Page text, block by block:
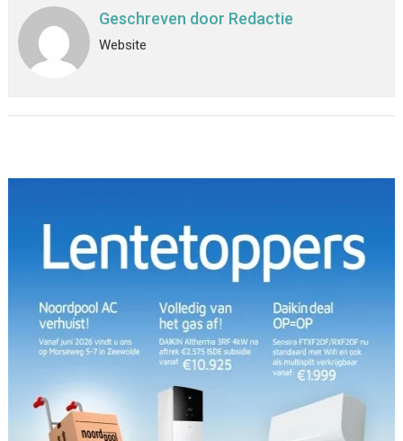
Geschreven door Redactie
Website